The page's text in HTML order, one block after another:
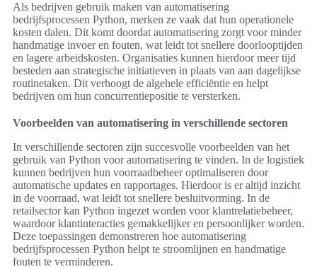
Als bedrijven gebruik maken van automatisering
bedrijfsprocessen Python, merken ze vaak dat hun operationele
kosten dalen. Dit komt doordat automatisering zorgt voor minder
handmatige invoer en fouten, wat leidt tot snellere doorlooptijden
en lagere arbeidskosten. Organisaties kunnen hierdoor meer tijd
besteden aan strategische initiatieven in plaats van aan dagelijkse
routinetaken. Dit verhoogt de algehele efficiëntie en helpt
bedrijven om hun concurrentiepositie te versterken.
Voorbeelden van automatisering in verschillende sectoren
In verschillende sectoren zijn succesvolle voorbeelden van het
gebruik van Python voor automatisering te vinden. In de logistiek
kunnen bedrijven hun voorraadbeheer optimaliseren door
automatische updates en rapportages. Hierdoor is er altijd inzicht
in de voorraad, wat leidt tot snellere besluitvorming. In de
retailsector kan Python ingezet worden voor klantrelatiebeheer,
waardoor klantinteracties gemakkelijker en persoonlijker worden.
Deze toepassingen demonstreren hoe automatisering
bedrijfsprocessen Python helpt te stroomlijnen en handmatige
fouten te verminderen.